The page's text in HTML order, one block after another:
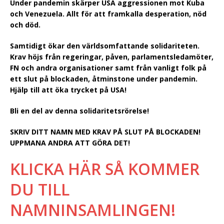
Under pandemin skärper USA aggressionen mot Kuba
och Venezuela. Allt för att framkalla desperation, nöd
och död.
Samtidigt ökar den världsomfattande solidariteten.
Krav höjs från regeringar, påven, parlamentsledamöter,
FN och andra organisationer samt från vanligt folk på
ett slut på blockaden, åtminstone under pandemin.
Hjälp till att öka trycket på USA!
Bli en del av denna solidaritetsrörelse!
SKRIV DITT NAMN MED KRAV PÅ SLUT PÅ BLOCKADEN!
UPPMANA ANDRA ATT GÖRA DET!
KLICKA HÄR SÅ KOMMER
DU TILL
NAMNINSAMLINGEN!